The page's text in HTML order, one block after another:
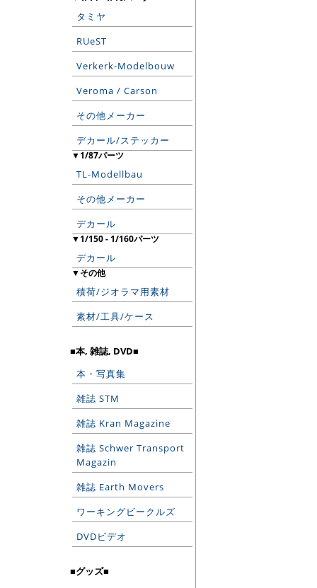
タミヤ
RUeST
Verkerk-Modelbouw
Veroma / Carson
その他メーカー
デカール/ステッカー
▼1/87パーツ
TL-Modellbau
その他メーカー
デカール
▼1/150 - 1/160パーツ
デカール
▼その他
積荷/ジオラマ用素材
素材/工具/ケース
■本, 雑誌, DVD■
本・写真集
雑誌 STM
雑誌 Kran Magazine
雑誌 Schwer Transport
Magazin
雑誌 Earth Movers
ワーキングビークルズ
DVDビデオ
■グッズ■